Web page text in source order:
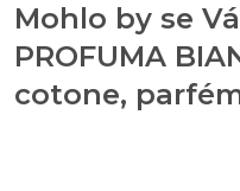
Mohlo by se
PROFUMA
cotone,